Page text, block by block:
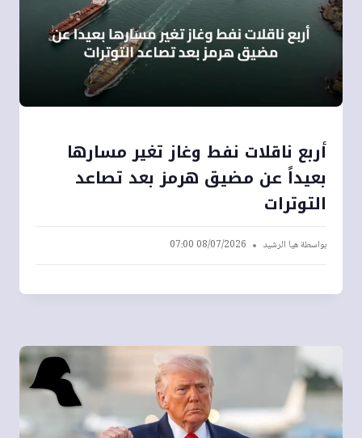
أربع ناقلات نفط وغاز تغير مسارها
بعيداً عن مضيق هرمز بعد تصاعد
التوترات
بواسطةهيا الرشيد 08/07/2026 07:00